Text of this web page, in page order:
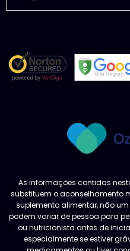
As informações contidas
substituem o aconselhamento
suplemento alimentar, não
podem variar de pessoa para
ou nutricionista antes de
especialmente se estiver